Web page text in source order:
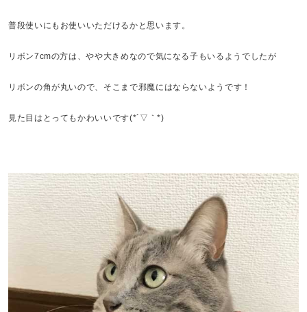
普段使いにもお使いいただけるかと思います。
リボン7cmの方は、やや大きめなので気になる子もいるようでしたが
リボンの角が丸いので、そこまで邪魔にはならないようです！
見た目はとってもかわいいです(*´▽｀*)